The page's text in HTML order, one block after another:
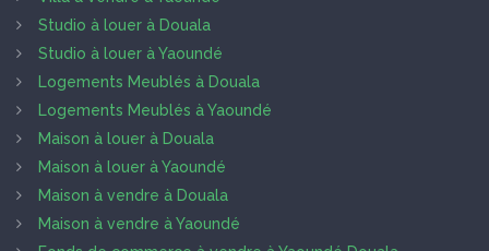
Studio à louer à Douala
Studio à louer à Yaoundé
Logements Meublés à Douala
Logements Meublés à Yaoundé
Maison à louer à Douala
Maison à louer à Yaoundé
Maison à vendre à Douala
Maison à vendre à Yaoundé